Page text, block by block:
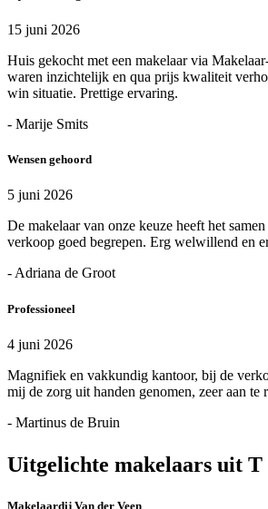
15 juni 2026
Huis gekocht met een makelaar via
waren inzichtelijk en qua prijs kwaliteit
win situatie. Prettige ervaring.
- Marije Smits
Wensen gehoord
5 juni 2026
De makelaar van onze keuze heeft het
verkoop goed begrepen. Erg welwillend en
- Adriana de Groot
Professioneel
4 juni 2026
Magnifiek en vakkundig kantoor, bij de
mij de zorg uit handen genomen, zeer aan te
- Martinus de Bruin
Uitgelichte makelaars uit
Makelaardij Van der Veen